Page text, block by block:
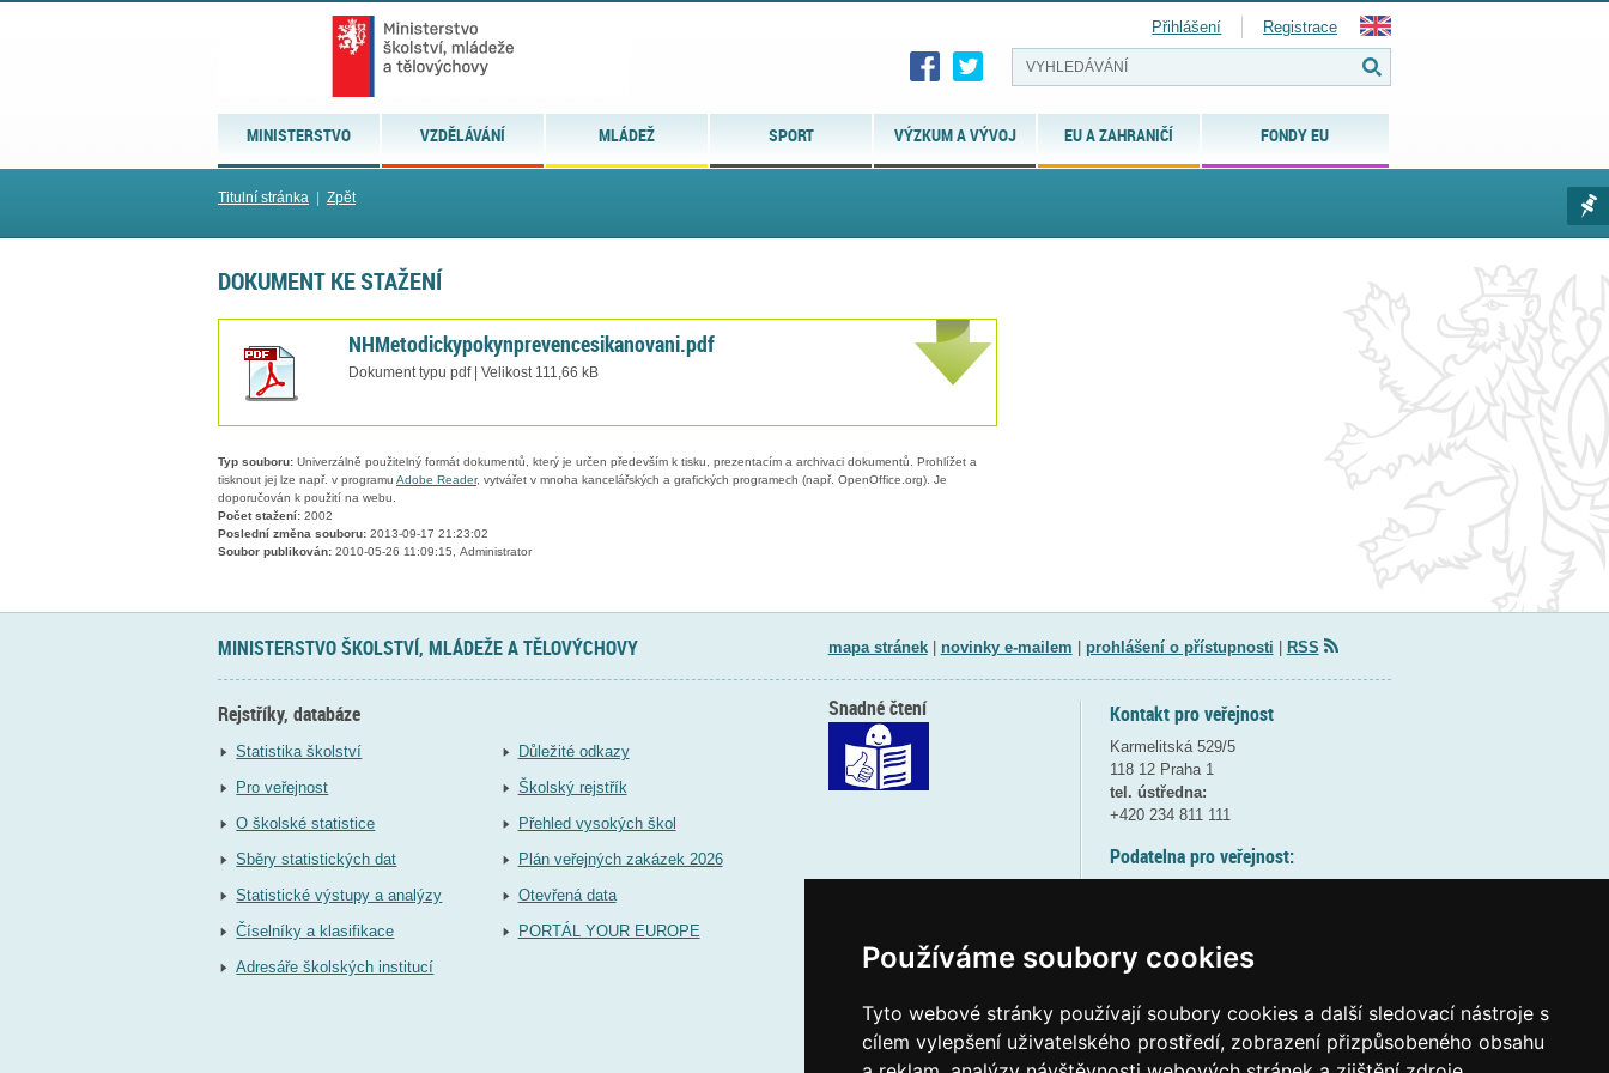
Používáme soubory cookies
Tyto webové stránky používají soubory cookies a další sledovací nástroje s
cílem vylepšení uživatelského prostředí, zobrazení přizpůsobeného obsahu
MINISTERSTVO VZDĚLÁVÁNÍ MLÁDEŽ SPORT VÝZKUM A VÝVOJ EU A ZAHRANIČÍ FONDY EU
Přihlášení Registrace
Titulní stránka Zpět
DOKUMENT KE STAŽENÍ
NHMetodickypokynprevencesikanovani.pdf
Dokument typu pdf | Velikost 111,66 kB
Typ souboru: Univerzálně použitelný formát dokumentů, který je určen především k tisku, prezentacím a archivaci dokumentů. Prohlížet a
tisknout jej lze např. v programu Adobe Reader, vytvářet v mnoha kancelářských a grafických programech (např. OpenOffice.org). Je
doporučován k použití na webu.
Počet stažení: 2002
Poslední změna souboru: 2013-09-17 21:23:02
Soubor publikován: 2010-05-26 11:09:15, Administrator
MINISTERSTVO ŠKOLSTVÍ, MLÁDEŽE A TĚLOVÝCHOVY mapa stránek| novinky e-mailem prohlášení o přístupnosti RSS
Rejstříky, databáze
Statistika školství
Pro veřejnost
O školské statistice
Sběry statistických dat
Statistické výstupy a analýzy
Číselníky a klasifikace
Adresáře školských institucí
Důležité odkazy
Školský rejstřík
Přehled vysokých škol
Plán veřejných zakázek 2026
Otevřená data
PORTÁL YOUR EUROPE
Kontakt pro veřejnost
Karmelitská 529/5
118 12 Praha 1
tel. ústředna:
+420 234 811 111
Podatelna pro veřejnost:
(více informací
Elektronická podatelna:
Snadné čtení